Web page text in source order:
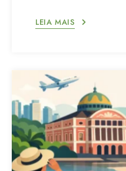
LEIA MAIS